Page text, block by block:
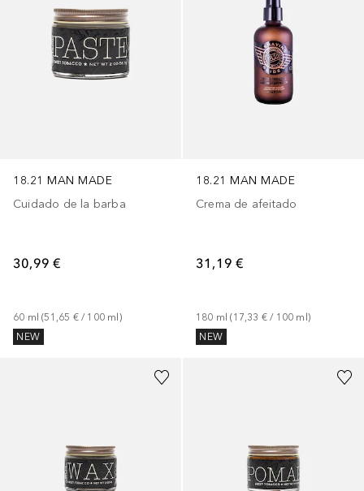
18.21 MAN MADE
Cuidado de la barba
30,99 €
60 ml (51,65 € / 100 ml )
NEW
18.21 MAN MADE
Crema de afeitado
31,19 €
180 ml (17,33 € / 100 ml )
NEW